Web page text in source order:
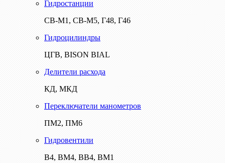
Гидростанции
СВ-М1, СВ-М5, Г48, Г46
Гидроцилиндры
ЦГВ, BISON BIAL
Делители расхода
КД, МКД
Переключатели манометров
ПМ2, ПМ6
Гидровентили
В4, ВМ4, ВВ4, ВМ1